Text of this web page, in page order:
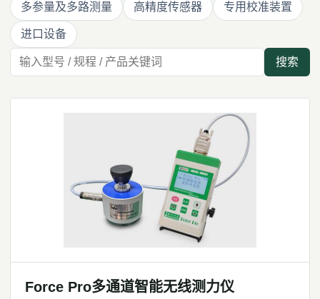
多参量及多路测量 高精度传感器 专用校准装置
进口设备
搜索
Force Pro多通道智能无线测力仪